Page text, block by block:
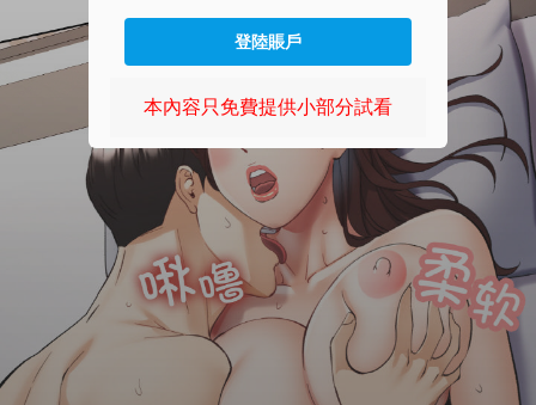
登陸賬戶
本內容只免費提供小部分試看